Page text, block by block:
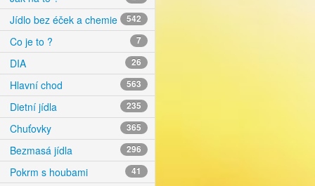
Jídlo bez éček a chemie 542
Co je to ? 7
DIA 26
Hlavní chod 563
Dietní jídla 235
Chuťovky 365
Bezmasá jídla 296
Pokrm s houbami 41